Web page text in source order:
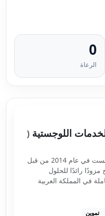
0
الرعاة
اللوجستية (
ماسك اللوجستية تأسست في عام 2014 من قبل
رائدًا للحلول
في المملكة العربية
في تطوير وتشغيل سكن
التموين والمصانع الجاهزة
تموين